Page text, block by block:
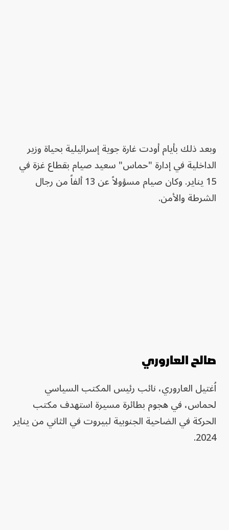
وبعد ذلك بأيام أودت غارة جوية إسرائيلية بحياة وزير
الداخلية في إدارة "حماس" سعيد صيام بقطاع غزة في
15 يناير. وكان صيام مسؤولاً عن 13 ألفاً من رجال
الشرطة والأمن.
صالح العاروري
اُغتيل العاروري، نائب رئيس المكتب السياسي
لحماس، في هجوم بطائرة مسيرة استهدف مكتب
الحركة في الضاحية الجنوبية لبيروت في الثاني من يناير
2024.